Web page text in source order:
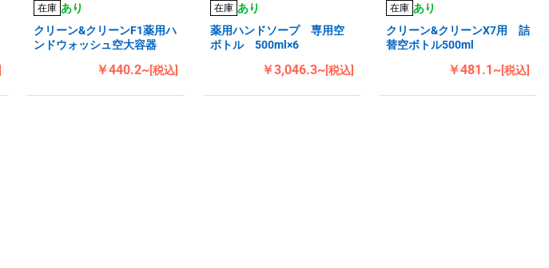
在庫 あり
クリーン&クリーンF1薬用ハ
ンドウォッシュ空大容器
￥440.2~[税込]
在庫 あり
薬用ハンドソープ 専用空
ボトル 500ml×6
￥3,046.3~[税込]
在庫 あり
クリーン&クリーンX7用 詰
替空ボトル500ml
￥481.1~[税込]